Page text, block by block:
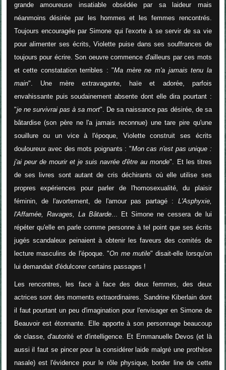
grande amoureuse insatiable obsédée par sa laideur mais
néanmoins désirée par les hommes et les femmes rencontrés.
Toujours encouragée par Simone qui l'exorte à se servir de sa vie
pour alimenter ses écrits, Violette puise dans ses souffrances de
toujours pour écrire. Son oeuvre commence d'ailleurs par ces mots
et cette constatation terribles : "Ma mère ne m'a jamais tenu la
main". Une mère extravagante, haïe et adorée, parfois
envahissante puis soudainement absente dont elle dira pourtant :
"je ne survivrai pas à sa mort". De sa naissance pas désirée, de sa
bâtardise (son père ne l'a jamais reconnue) une tare pire qu'une
souillure ou un vice à l'époque, Violette construit ses écrits
douloureux avec des mots poignants : "Mon cas n'est pas unique :
j'ai peur de mourir et je suis navrée d'être au monde". Et les titres
de ses livres sont autant de cris déchirants où elle utilise ses
propres expériences pour parler de l'homosexualité, du plaisir
féminin, de l'avortement, de l'amour pas partagé : L'Asphyxie,
l'Affamée, Ravages, La Bâtarde ... Et Simone ne cessera de lui
répéter qu'elle en parle comme personne à tel point que ses écrits
jugés scandaleux peinaient à obtenir les faveurs des comités de
lecture masculins de l'époque. "On me mutile" disait-elle lorsqu'on
lui demandait d'édulcorer certains passages !
Les rencontres, les face à face des deux femmes, des deux
actrices sont des moments extraordinaires. Sandrine Kiberlain dont
il faut pourtant un peu d'imagination pour l'envisager en Simone de
Beauvoir est étonnante. Elle apporte à son personnage beaucoup
de classe, d'autorité et d'intelligence. Et Emmanuelle Devos (et là
aussi il faut se pincer pour la considérer laide malgré une prothèse
nasale) est l'évidence pour le rôle physique, border line de cette